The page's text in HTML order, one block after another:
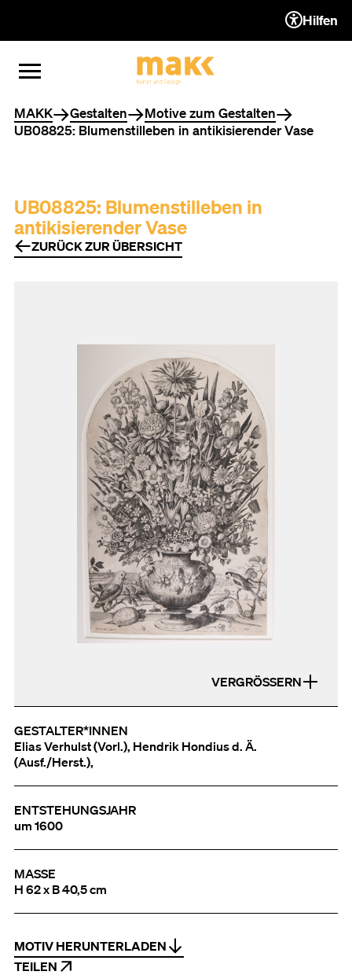
ZUM INHALT (ACCESSKEY 1)
ZUR NAVIGATION
ZUM FOOTER (ACCESSKEY 3)
MENÜ ÖFFNEN
MENÜ SCHLIESSEN
Hilfen
Sie befinden sich hier
MAKK Gestalten
Motive zum Gestalten
UB08825: Blumenstilleben in antikisierender Vase
UB08825: Blumenstilleben in
antikisierender Vase
ZURÜCK ZUR ÜBERSICHT
VERGRÖSSERN
GESTALTER*INNEN
Elias Verhulst (Vorl.), Hendrik Hondius d. Ä.
(Ausf./Herst.),
ENTSTEHUNGSJAHR
um 1600
MASSE
H 62 x B 40,5 cm
MOTIV HERUNTERLADEN
TEILEN